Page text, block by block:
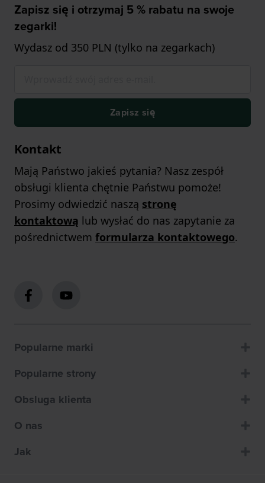
Zapisz się i otrzymaj 5 % rabatu na swoje
zegarki!
Wydasz od 350 PLN (tylko na zegarkach)
Zapisz się
Kontakt
Mają Państwo jakieś pytania? Nasz zespół
obsługi klienta chętnie Państwu pomoże!
Prosimy odwiedzić naszą stronę
kontaktową lub wysłać do nas zapytanie za
pośrednictwem formularza kontaktowego.
Popularne marki
Popularne strony
Obsluga klienta
O nas
Jak